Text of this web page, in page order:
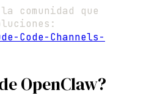
comunidad que
Code-Channels-
OpenClaw?